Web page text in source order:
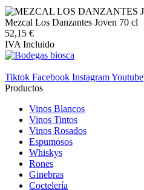
Mezcal Los Danzantes Joven 70 cl
52,15 €
IVA Incluido
Tiktok Facebook InstagramYoutube
Productos
Vinos Blancos
Vinos Tintos
Vinos Rosados
Espumosos
Whiskys
Rones
Ginebras
Coctelería